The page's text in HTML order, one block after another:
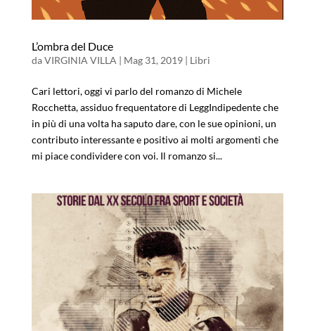
L’ombra del Duce
daVIRGINIA VILLA| Mag 31, 2019| Libri
Cari lettori, oggi vi parlo del romanzo di Michele
Rocchetta, assiduo frequentatore di LeggIndipedente che
in più di una volta ha saputo dare, con le sue opinioni, un
contributo interessante e positivo ai molti argomenti che
mi piace condividere con voi. Il romanzo si...